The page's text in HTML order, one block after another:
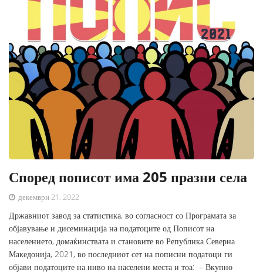
Според пописот има 205 празни села
декември 21, 2022
Државниот завод за статистика, во согласност со Програмата за
објавување и дисеминација на податоците од Пописот на
населението, домаќинствата и становите во Република Северна
Македонија, 2021, во последниот сет на пописни податоци ги
објави податоците на ниво на населени места и тоа: – Вкупно